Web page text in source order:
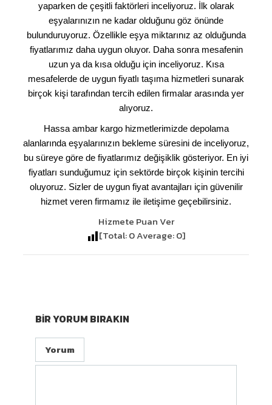
yaparken de çeşitli faktörleri inceliyoruz. İlk olarak
eşyalarınızın ne kadar olduğunu göz önünde
bulunduruyoruz. Özellikle eşya miktarınız az olduğunda
fiyatlarımız daha uygun oluyor. Daha sonra mesafenin
uzun ya da kısa olduğu için inceliyoruz. Kısa
mesafelerde de uygun fiyatlı taşıma hizmetleri sunarak
birçok kişi tarafından tercih edilen firmalar arasında yer
alıyoruz.
Hassa ambar kargo hizmetlerimizde depolama
alanlarında eşyalarınızın bekleme süresini de inceliyoruz,
bu süreye göre de fiyatlarımız değişiklik gösteriyor. En iyi
fiyatları sunduğumuz için sektörde birçok kişinin tercihi
oluyoruz. Sizler de uygun fiyat avantajları için güvenilir
hizmet veren firmamız ile iletişime geçebilirsiniz.
Hizmete Puan Ver
[Total:0Average:0]
BIR YORUM BIRAKIN
Yorum